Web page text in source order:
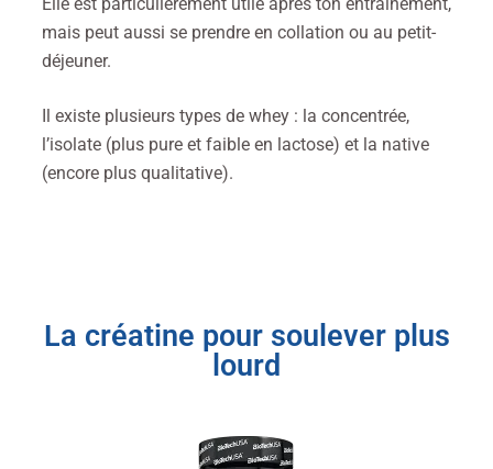
mais peut aussi se prendre en collation ou au petit-
déjeuner.
Il existe plusieurs types de whey : la concentrée,
l’isolate (plus pure et faible en lactose) et la native
(encore plus qualitative).
La créatine pour soulever plus
lourd